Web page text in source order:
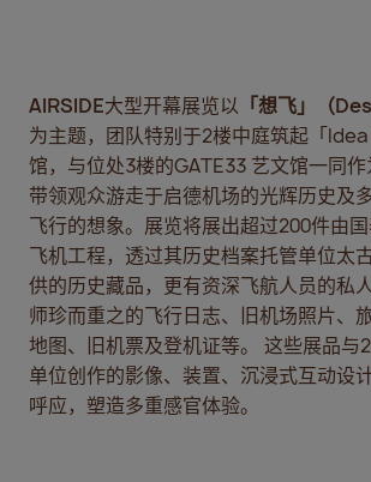
AIRSIDE大型开幕展览以 「想飞」（
为主题，团队特别于2楼中庭筑起「
馆，与位处3楼的GATE33 艺文馆一同作
带领观众游走于启德机场的光辉历史及
飞行的想象。展览将展出超过200件由
飞机工程，透过其历史档案托管单位太
供的历史藏品，更有资深飞航人员的私
师珍而重之的飞行日志、旧机场照片、
地图、旧机票及登机证等。 这些展品与
单位创作的影像、装置、沉浸式互动设
呼应，塑造多重感官体验。